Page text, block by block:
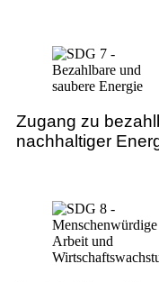
Zugang zu
nachhaltiger